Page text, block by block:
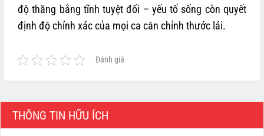
độ thăng bằng tĩnh tuyệt đối – yếu tố sống còn quyết
định độ chính xác của mọi ca cân chỉnh thước lái.
Đánh giá
THÔNG TIN HỮU ÍCH